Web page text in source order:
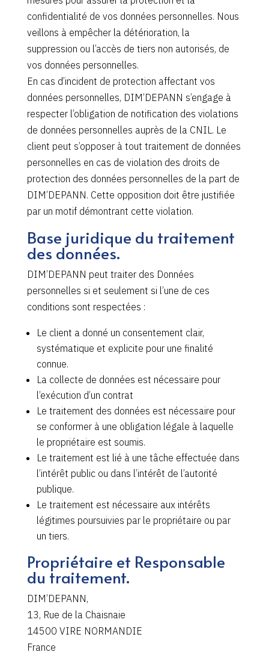
confidentialité de vos données personnelles. Nous
veillons à empêcher la détérioration, la
suppression ou l’accès de tiers non autorisés, de
vos données personnelles.
En cas d’incident de protection affectant vos
données personnelles, DIM’DEPANN s’engage à
respecter l’obligation de notification des violations
de données personnelles auprès de la CNIL. Le
client peut s’opposer à tout traitement de données
personnelles en cas de violation des droits de
protection des données personnelles de la part de
DIM’DEPANN. Cette opposition doit être justifiée
par un motif démontrant cette violation.
Base juridique du traitement
des données.
DIM’DEPANN peut traiter des Données
personnelles si et seulement si l’une de ces
conditions sont respectées :
Le client a donné un consentement clair,
systématique et explicite pour une finalité
connue.
La collecte de données est nécessaire pour
l’exécution d’un contrat
Le traitement des données est nécessaire pour
se conformer à une obligation légale à laquelle
le propriétaire est soumis.
Le traitement est lié à une tâche effectuée dans
l’intérêt public ou dans l’intérêt de l’autorité
publique.
Le traitement est nécessaire aux intérêts
légitimes poursuivies par le propriétaire ou par
un tiers.
Propriétaire et Responsable
du traitement.
DIM’DEPANN,
13, Rue de la Chaisnaie
14500 VIRE NORMANDIE
France